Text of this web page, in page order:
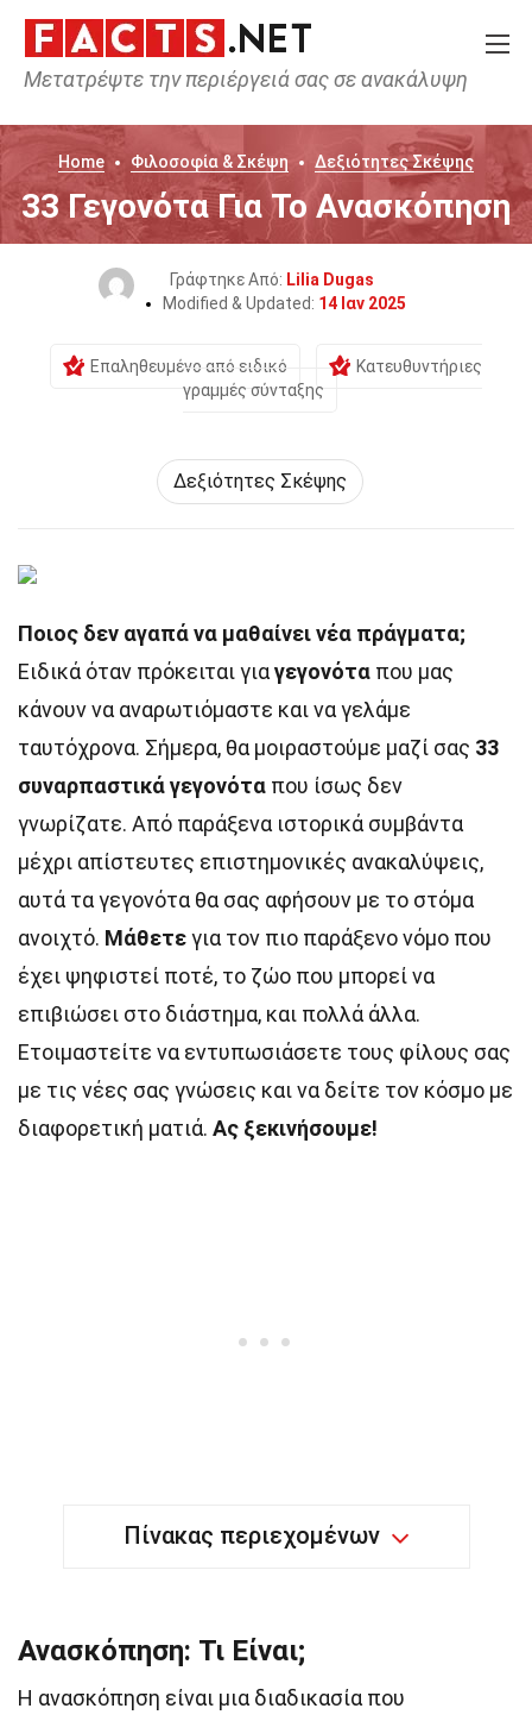
Μετατρέψτε την περιέργειά σας σε ανακάλυψη
Home Φιλοσοφία & Σκέψη Δεξιότητες Σκέψης
33 Γεγονότα Για Το Ανασκόπηση
Γράφτηκε Από: Lilia Dugas
Modified & Updated: 14 Ιαν 2025
Επαληθευμένο από ειδικό
Κατευθυντήριες
γραμμές σύνταξης
Δεξιότητες Σκέψης
Ποιος δεν αγαπά να μαθαίνει νέα πράγματα;
Ειδικά όταν πρόκειται γιαγεγονότα που μας
κάνουν να αναρωτιόμαστε και να γελάμε
ταυτόχρονα. Σήμερα, θα μοιραστούμε μαζί σας 33
συναρπαστικά γεγονότα που ίσως δεν
γνωρίζατε. Από παράξενα ιστορικά συμβάντα
μέχρι απίστευτες επιστημονικές ανακαλύψεις,
αυτά τα γεγονότα θα σας αφήσουν με το στόμα
ανοιχτό. Μάθετεγια τον πιο παράξενο νόμο που
έχει ψηφιστεί ποτέ, το ζώο που μπορεί να
επιβιώσει στο διάστημα, και πολλά άλλα.
Ετοιμαστείτε να εντυπωσιάσετε τους φίλους σας
με τις νέες σας γνώσεις και να δείτε τον κόσμο με
διαφορετική ματιά. Ας ξεκινήσουμε!
Πίνακας περιεχομένων
Ανασκόπηση: Τι Είναι;
Η ανασκόπηση είναι μια διαδικασία που